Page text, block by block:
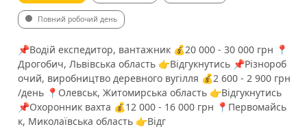
Повний робочий день
📌Водій експедитор, вантажник 💰20 000 - 30 000 грн 📍
Дрогобич, Львівська область 👉Відгукнутись 📌Різнороб
очий, виробництво деревного вугілля 💰2 600 - 2 900 грн
/день 📍Олевськ, Житомирська область 👉Відгукнутись
📌Охоронник вахта 💰12 000 - 16 000 грн 📍Первомайсь
к, Миколаївська область 👉Відг